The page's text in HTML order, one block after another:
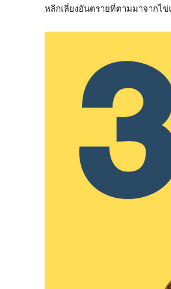
หลีกเลี่ยงอันตรายที่ตามมาจากไ